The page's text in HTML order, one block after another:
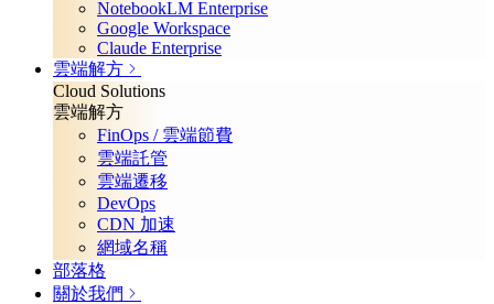
NotebookLM Enterprise
Google Workspace
Claude Enterprise
雲端解方
Cloud Solutions
雲端解方
FinOps / 雲端節費
雲端託管
雲端遷移
DevOps
CDN 加速
網域名稱
部落格
關於我們